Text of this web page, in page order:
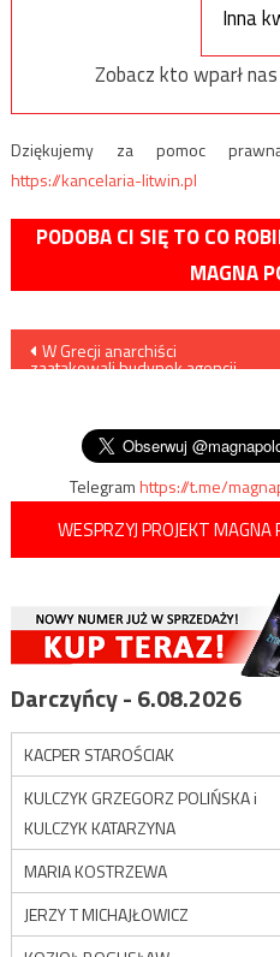
Inna
Zobacz kto wparł
Dziękujemy za pomoc
https://kancelaria-litwin.pl
PODOBA CI SIĘ TO CO
MAGNA
Nawigacja
W Grecji anarchiści
zaatakowali budynek agencji
Telegramhttps://t.me/
WESPRZYJ PROJEKT MAGNA
Darczyńcy - 6.08.2026
KACPER STAROŚCIAK
KULCZYK GRZEGORZ POLIŃSKA i
KULCZYK KATARZYNA
MARIA KOSTRZEWA
JERZY T MICHAJŁOWICZ